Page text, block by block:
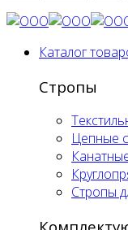
Каталог
Стропы
Цепные
Стропы